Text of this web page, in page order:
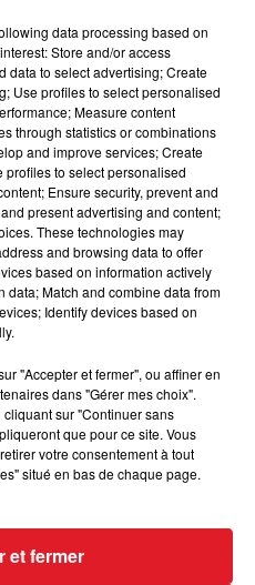
Laroche - Trot - 16 h :
réunion au Croisé-
(Gratuit) exclusif de
Caullery avec son
vers 20h30 après les 8
de trot.
APRÈS LA...
le logement servait
data processing based on
Store and/or access
data to select advertising; Create
Use profiles to select personalised
Measure content
through statistics or combinations
and improve services; Create
to select personalised
Ensure security, prevent and
present advertising and content;
These technologies may
and browsing data to offer
based on information actively
Match and combine data from
Identify devices based on
"Accepter et fermer", ou affiner en
dans "Gérer mes choix".
sur "Continuer sans
que pour ce site. Vous
votre consentement à tout
situé en bas de chaque page.
et fermer